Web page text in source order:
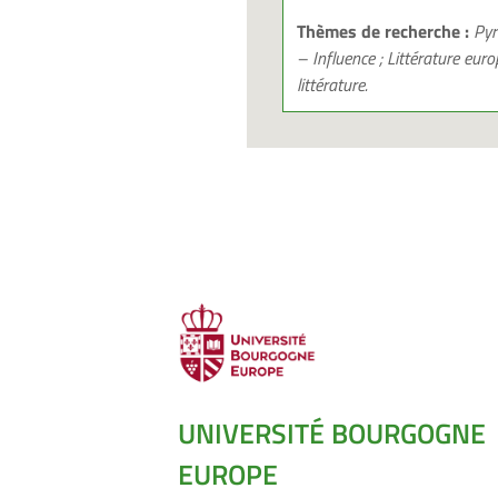
Thèmes de recherche :
– Influence ; Littérature
littérature.
UNIVERSITÉ BOURGOGNE
EUROPE